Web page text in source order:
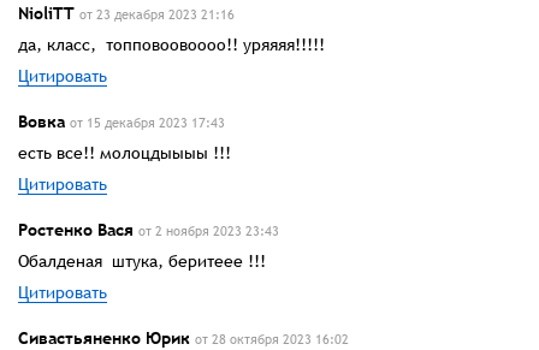
NioliTT от 23 декабря 2023 21:16
да, класс, топповоовоооо!! уряяяя!!!!!
Цитировать
Вовка от 15 декабря 2023 17:43
есть все!! молоцдыыыы !!!
Цитировать
Ростенко Вася от 2 ноября 2023 23:43
Обалденая штука, беритеее !!!
Цитировать
Сивастьяненко Юрик от 28 октября 2023 16:02